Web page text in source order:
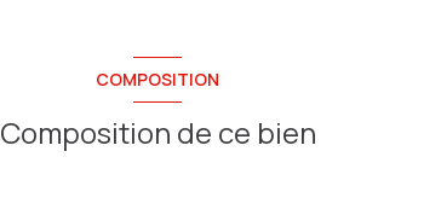
COMPOSITION
Composition de ce bien